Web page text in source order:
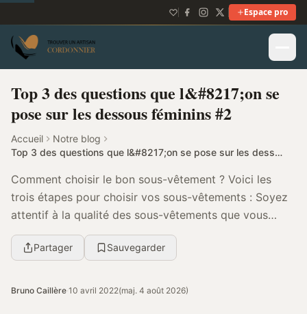
Espace pro
Top 3 des questions que l&#8217;on se
pose sur les dessous féminins #2
Accueil
Notre blog
Top 3 des questions que l&#8217;on se pose sur les dessous féminins #2
Comment choisir le bon sous-vêtement ? Voici les
trois étapes pour choisir vos sous-vêtements : Soyez
attentif à la qualité des sous-vêtements que vous
Partager Sauvegarder
Bruno Caillère·10 avril 2022(maj. 4 août 2026)